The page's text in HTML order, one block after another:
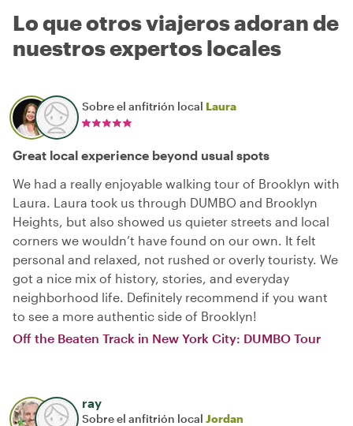
Lo que otros viajeros adoran de
nuestros expertos locales
Sobre el anfitrión local Laura
Great local experience beyond usual spots
We had a really enjoyable walking tour of Brooklyn with
Laura. Laura took us through DUMBO and Brooklyn
Heights, but also showed us quieter streets and local
corners we wouldn’t have found on our own. It felt
personal and relaxed, not rushed or overly touristy. We
got a nice mix of history, stories, and everyday
neighborhood life. Definitely recommend if you want
to see a more authentic side of Brooklyn!
Off the Beaten Track in New York City: DUMBO Tour
ray
Sobre el anfitrión local Jordan